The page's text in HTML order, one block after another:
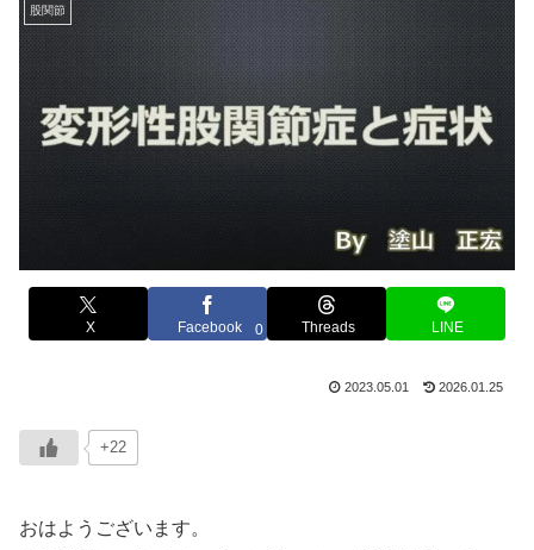
股関節
X Facebook 0 Threads LINE
2023.05.01 2026.01.25
+22
おはようございます。